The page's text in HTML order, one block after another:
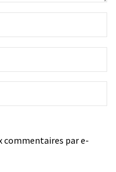
commentaires par e-